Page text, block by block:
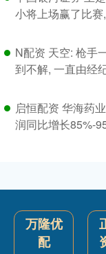
小将上场赢了比
N配资 天空: 枪手
到不解, 一直由经
启恒配资 华海药
润同比增长85%-
万隆优
配